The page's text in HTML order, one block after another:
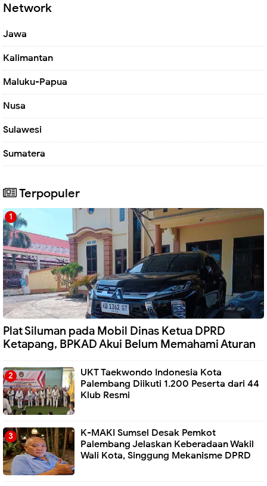
Network
Jawa
Kalimantan
Maluku-Papua
Nusa
Sulawesi
Sumatera
Terpopuler
Plat Siluman pada Mobil Dinas Ketua DPRD
Ketapang, BPKAD Akui Belum Memahami Aturan
UKT Taekwondo Indonesia Kota
Palembang Diikuti 1.200 Peserta dari 44
Klub Resmi
K-MAKI Sumsel Desak Pemkot
Palembang Jelaskan Keberadaan Wakil
Wali Kota, Singgung Mekanisme DPRD